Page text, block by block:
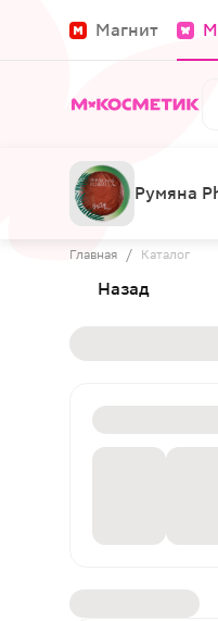
Магнит
Румяна
Главная / Каталог
Назад